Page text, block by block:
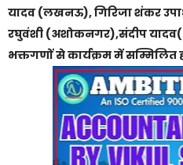
यादव (लखनऊ), गिरिजा शंकर
रघुवंशी (अशोकनगर),संदीप
भक्तगणों से कार्यक्रम में सम्मिलित